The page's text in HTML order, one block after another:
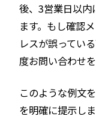
後、3営業日以内
ます。もし確認
レスが誤ってい
度お問い合わせ
このような例文
を明確に提示しま